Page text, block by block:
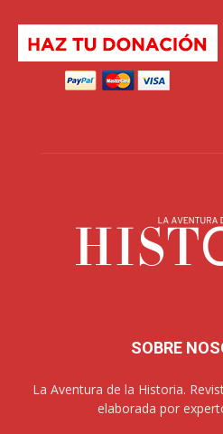
SOBRE
La Aventura de la Historia.
elaborada por